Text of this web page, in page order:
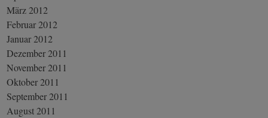
März 2012
Februar 2012
Januar 2012
Dezember 2011
November 2011
Oktober 2011
September 2011
August 2011